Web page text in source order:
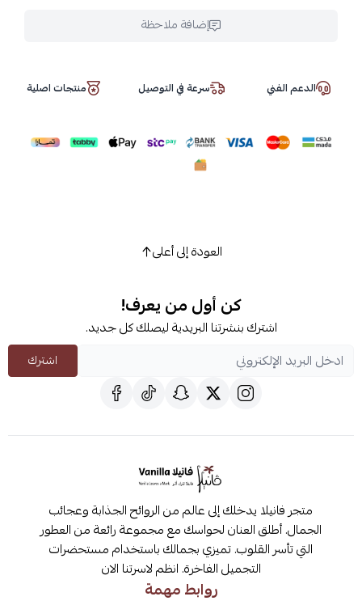
إضافة ملاحظة
الدعم الفني سرعة في التوصيل منتجات اصلية
العودة إلى أعلى
كن أول من يعرف!
اشترك بنشرتنا البريدية ليصلك كل جديد.
اشترك
متجر فانيلا يدخلك إلى عالم من الروائح الجذابة وعجائب
الجمال. أطلق العنان لحواسك مع مجموعة رائعة من العطور
التي تأسر القلوب. تميزي بجمالك باستخدام مستحضرات
التجميل الفاخرة. انظم لاسرتنا الان
روابط مهمة